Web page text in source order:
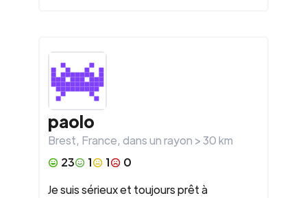
paolo
Brest, France, dans un rayon >30km
23
1 1
0
Je suis sérieux et toujours prêt à